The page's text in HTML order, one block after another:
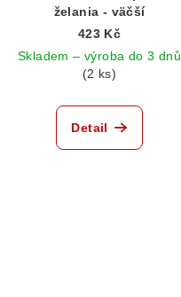
želania - väčší
423 Kč
Skladem – výroba do 3 dnů
(2 ks)
Detail